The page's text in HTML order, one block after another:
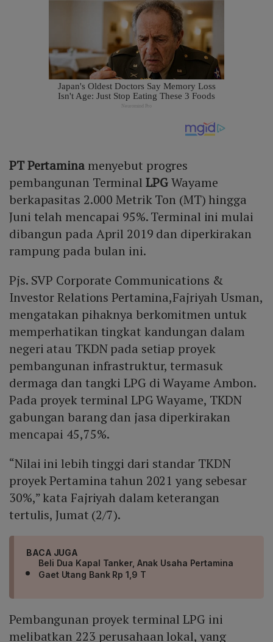
PT Pertaminamenyebut progres
pembangunan Terminal LPGWayame
berkapasitas 2.000 Metrik Ton (MT) hingga
Juni telah mencapai 95%. Terminal ini mulai
dibangun pada April 2019 dan diperkirakan
rampung pada bulan ini.
Pjs. SVP Corporate Communications &
Investor Relations Pertamina,Fajriyah Usman,
mengatakan pihaknya berkomitmen untuk
memperhatikan tingkat kandungan dalam
negeri atau TKDN pada setiap proyek
pembangunan infrastruktur, termasuk
dermaga dan tangki LPG di Wayame Ambon.
Pada proyek terminal LPG Wayame, TKDN
gabungan barang dan jasa diperkirakan
mencapai 45,75%.
“Nilai ini lebih tinggi dari standar TKDN
proyek Pertamina tahun 2021 yang sebesar
30%,” kata Fajriyah dalam keterangan
tertulis, Jumat (2/7).
BACA JUGA
Beli Dua Kapal Tanker, Anak Usaha Pertamina
Gaet Utang Bank Rp 1,9 T
Pembangunan proyek terminal LPG ini
melibatkan 223 perusahaan lokal, yang